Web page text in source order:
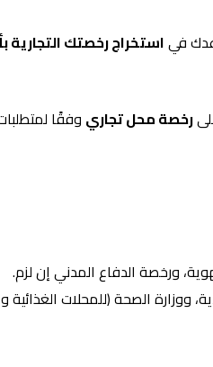
فياستخراج رخصتك
رخصة محل تجاري وفقًا
ورخصة الدفاع المدني إن لزم.
ووزارة الصحة (للمحلات الغذائية